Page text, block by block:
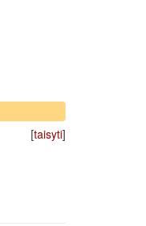
[taisyti]